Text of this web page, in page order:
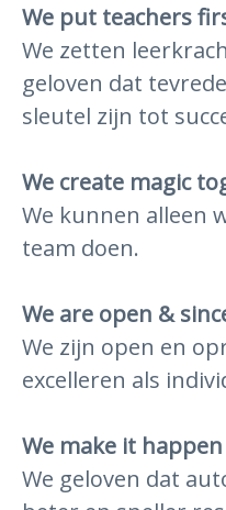
We put teachers
We zetten
geloven dat
sleutel zijn tot
We create magic
We kunnen alleen
team doen.
We are open &
We zijn open en
excelleren als
We make it happen
We geloven dat